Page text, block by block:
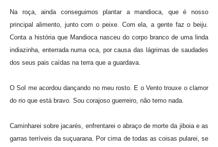
Na roça, ainda conseguimos plantar a mandioca, que é nosso
principal alimento, junto com o peixe. Com ela, a gente faz o beiju.
Conta a história que Mandioca nasceu do corpo branco de uma linda
indiazinha, enterrada numa oca, por causa das lágrimas de saudades
dos seus pais caídas na terra que a guardava.
O Sol me acordou dançando no meu rosto. E o Vento trouxe o clamor
do rio que está bravo. Sou corajoso guerreiro, não temo nada.
Caminharei sobre jacarés, enfrentarei o abraço de morte da jiboia e as
garras terríveis da suçuarana. Por cima de todas as coisas pularei, se